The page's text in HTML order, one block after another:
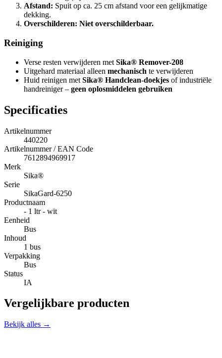
Afstand: Spuit op ca. 25 cm afstand voor een gelijkmatige
dekking.
Overschilderen: Niet overschilderbaar.
Reiniging
Verse resten verwijderen met Sika® Remover-208
Uitgehard materiaal alleen mechanisch te verwijderen
Huid reinigen met Sika® Handclean-doekjes of industriële
handreiniger – geen oplosmiddelen gebruiken
Specificaties
Artikelnummer
440220
Artikelnummer / EAN Code
7612894969917
Merk
Sika®
Serie
SikaGard-6250
Productnaam
- 1 ltr - wit
Eenheid
Bus
Inhoud
1 bus
Verpakking
Bus
Status
IA
Vergelijkbare producten
Bekijk alles →